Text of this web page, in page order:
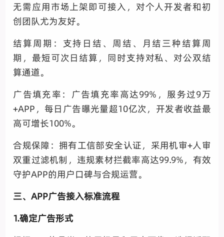
无需应用市场上架即可接入，对个人开发者和初
创团队尤为友好。
结算周期：支持日结、周结、月结三种结算周
期，最短可次日结算，同时支持对私、对公双结
算通道。
广告填充率：广告填充率高达99%，服务过9万
+APP，每日广告曝光量超10亿次，开发者收益最
高可增长100%。
合规保障：拥有工信部安全认证，采用机审+人审
双重过滤机制，违规素材拦截率高达99.9%，有效
守护APP的用户口碑与合规运营。
三、APP广告接入标准流程
1.确定广告形式